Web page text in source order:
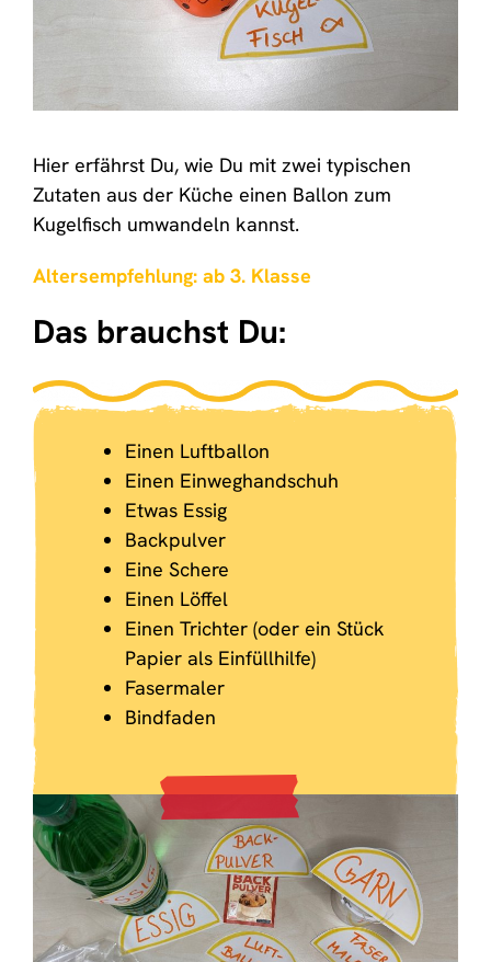
Hier erfährst Du, wie Du mit zwei typischen
Zutaten aus der Küche einen Ballon zum
Kugelfisch umwandeln kannst.
Altersempfehlung: ab 3. Klasse
Das brauchst Du:
Einen Luftballon
Einen Einweghandschuh
Etwas Essig
Backpulver
Eine Schere
Einen Löffel
Einen Trichter (oder ein Stück
Papier als Einfüllhilfe)
Fasermaler
Bindfaden